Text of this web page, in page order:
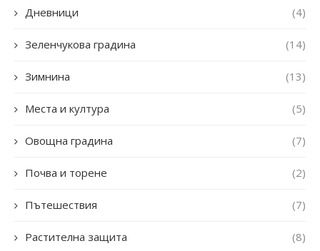
Дневници (4)
Зеленчукова градина (14)
Зимнина (13)
Места и култура (5)
Овощна градина (7)
Почва и торене (2)
Пътешествия (7)
Растителна защита (8)